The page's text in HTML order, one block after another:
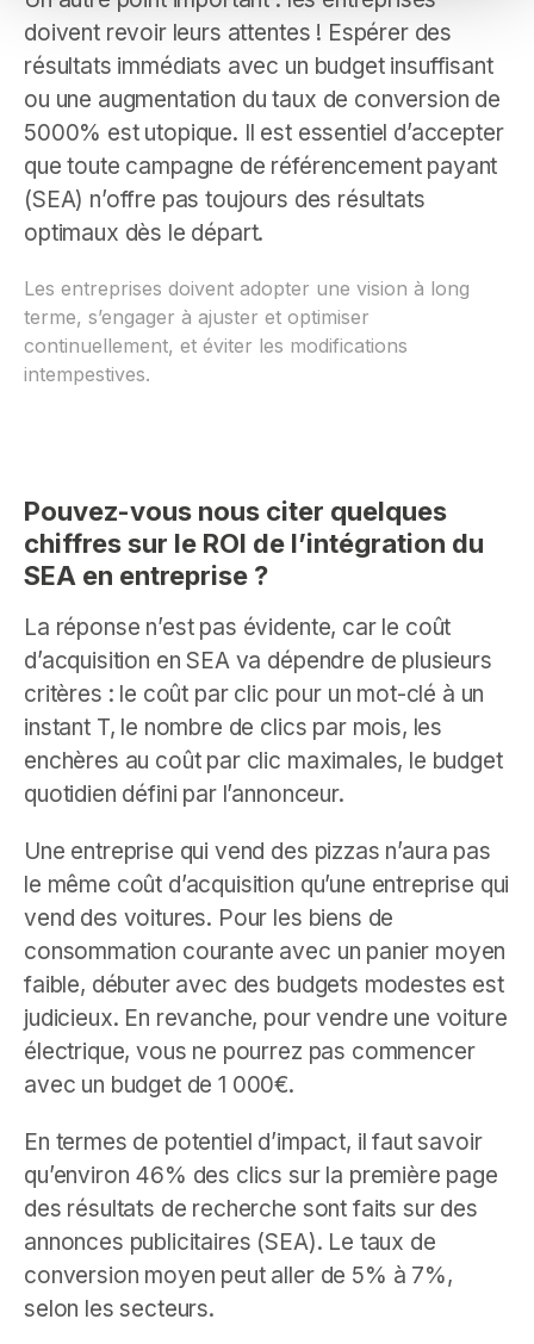
doivent revoir leurs attentes ! Espérer des
résultats immédiats avec un budget insuffisant
ou une augmentation du taux de conversion de
5000% est utopique. Il est essentiel d’accepter
que toute campagne de référencement payant
(SEA) n’offre pas toujours des résultats
optimaux dès le départ.
Les entreprises doivent adopter une vision à long
terme, s’engager à ajuster et optimiser
continuellement, et éviter les modifications
intempestives.
Pouvez-vous nous citer quelques
chiffres sur le ROI de l’intégration du
SEA en entreprise ?
La réponse n’est pas évidente, car le coût
d’acquisition en SEA va dépendre de plusieurs
critères : le coût par clic pour un mot-clé à un
instant T, le nombre de clics par mois, les
enchères au coût par clic maximales, le budget
quotidien défini par l’annonceur.
Une entreprise qui vend des pizzas n’aura pas
le même coût d’acquisition qu’une entreprise qui
vend des voitures. Pour les biens de
consommation courante avec un panier moyen
faible, débuter avec des budgets modestes est
judicieux. En revanche, pour vendre une voiture
électrique, vous ne pourrez pas commencer
avec un budget de 1 000€.
En termes de potentiel d’impact, il faut savoir
qu’environ 46% des clics sur la première page
des résultats de recherche sont faits sur des
annonces publicitaires (SEA). Le taux de
conversion moyen peut aller de 5% à 7%,
selon les secteurs.